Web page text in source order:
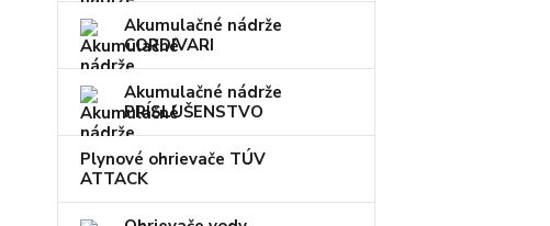
Akumulačné nádrže
CORDIVARI
Akumulačné nádrže
PRÍSLUŠENSTVO
Plynové ohrievače TÚV
ATTACK